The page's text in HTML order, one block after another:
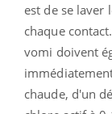
est de se laver
chaque
vomi doivent
chaude, d'un